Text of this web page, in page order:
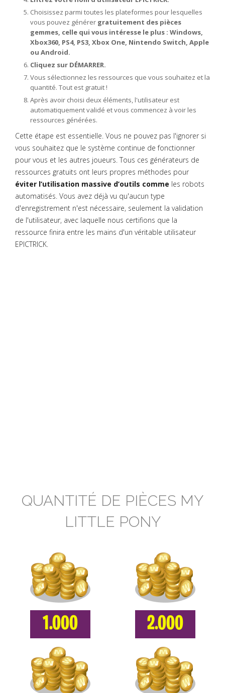
Choisissez parmi toutes les plateformes pour lesquelles
vous pouvez générer gratuitement des pièces
gemmes, celle qui vous intéresse le plus : Windows,
Xbox360, PS4, PS3, Xbox One, Nintendo Switch, Apple
ou Android.
Cliquez sur DÉMARRER.
Vous sélectionnez les ressources que vous souhaitez et la
quantité. Tout est gratuit !
Après avoir choisi deux éléments, l'utilisateur est
automatiquement validé et vous commencez à voir les
ressources générées.
Cette étape est essentielle. Vous ne pouvez pas l'ignorer si
vous souhaitez que le système continue de fonctionner
pour vous et les autres joueurs. Tous ces générateurs de
ressources gratuits ont leurs propres méthodes pour
éviter l’utilisation massive d’outils comme les robots
automatisés. Vous avez déjà vu qu'aucun type
d'enregistrement n'est nécessaire, seulement la validation
de l'utilisateur, avec laquelle nous certifions que la
ressource finira entre les mains d'un véritable utilisateur
EPICTRICK.
QUANTITÉ DE PIÈCES MY
LITTLE PONY
1.000 2.000